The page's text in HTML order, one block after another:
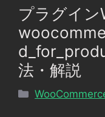
プラグイ
法・解説
カ